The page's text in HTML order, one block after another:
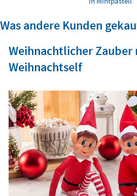
Was andere Kunden
Weihnachtlicher
Weihnachtself